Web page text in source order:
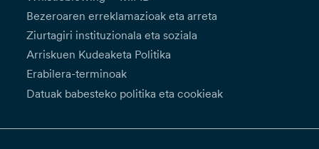
Bezeroaren erreklamazioak eta arreta
Ziurtagiri instituzionala eta soziala
Arriskuen Kudeaketa Politika
Erabilera-terminoak
Datuak babesteko politika eta cookieak